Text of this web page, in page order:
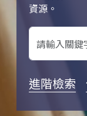
資源。
進階檢索